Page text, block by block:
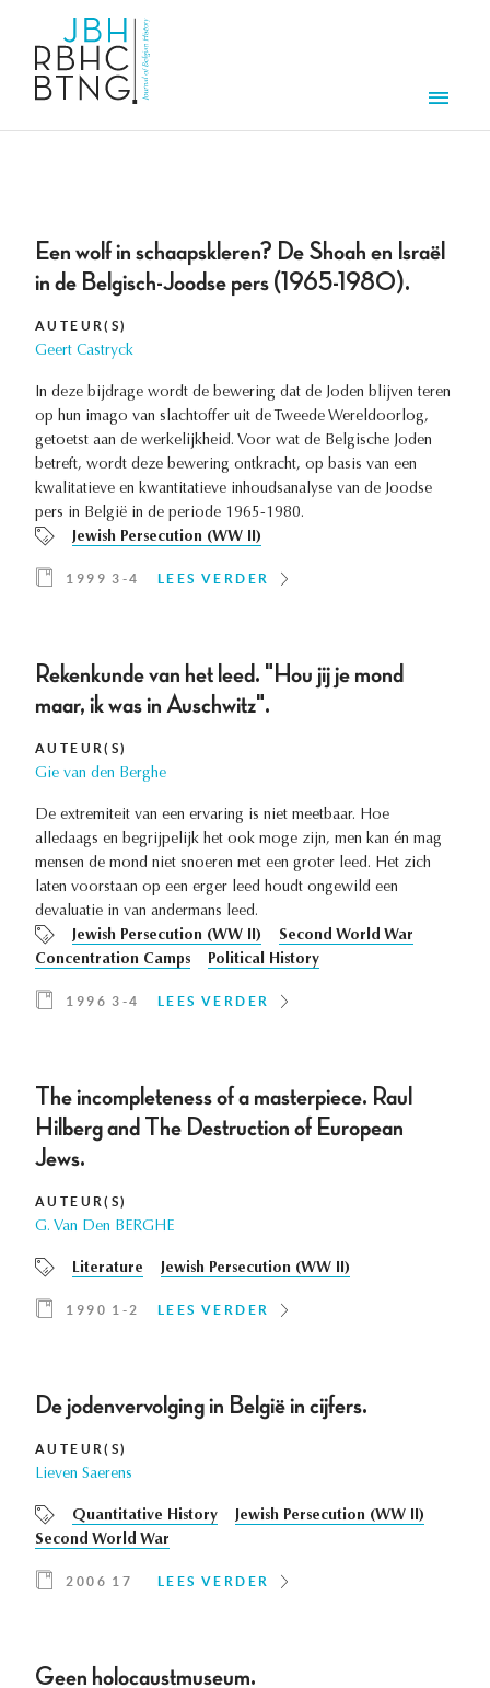
Een wolf in schaapskleren? De Shoah en Israël
in de Belgisch-Joodse pers (1965-1980).
AUTEUR(S)
Geert Castryck
In deze bijdrage wordt de bewering dat de Joden blijven teren
op hun imago van slachtoffer uit de Tweede Wereldoorlog,
getoetst aan de werkelijkheid. Voor wat de Belgische Joden
betreft, wordt deze bewering ontkracht, op basis van een
kwalitatieve en kwantitatieve inhoudsanalyse van de Joodse
pers in België in de periode 1965-1980.
Jewish Persecution (WW II)
1999 3-4 LEES VERDER
Rekenkunde van het leed. "Hou jij je mond
maar, ik was in Auschwitz".
AUTEUR(S)
Gie van den Berghe
De extremiteit van een ervaring is niet meetbaar. Hoe
alledaags en begrijpelijk het ook moge zijn, men kan én mag
mensen de mond niet snoeren met een groter leed. Het zich
laten voorstaan op een erger leed houdt ongewild een
devaluatie in van andermans leed.
Jewish Persecution (WW II)
Second World War
Concentration Camps
Political History
1996 3-4 LEES VERDER
The incompleteness of a masterpiece. Raul
Hilberg and The Destruction of European
Jews.
AUTEUR(S)
G. Van Den BERGHE
Literature Jewish Persecution (WW II)
1990 1-2 LEES VERDER
De jodenvervolging in België in cijfers.
AUTEUR(S)
Lieven Saerens
Quantitative History
Jewish Persecution (WW II)
Second World War
2006 17 LEES VERDER
Geen holocaustmuseum.